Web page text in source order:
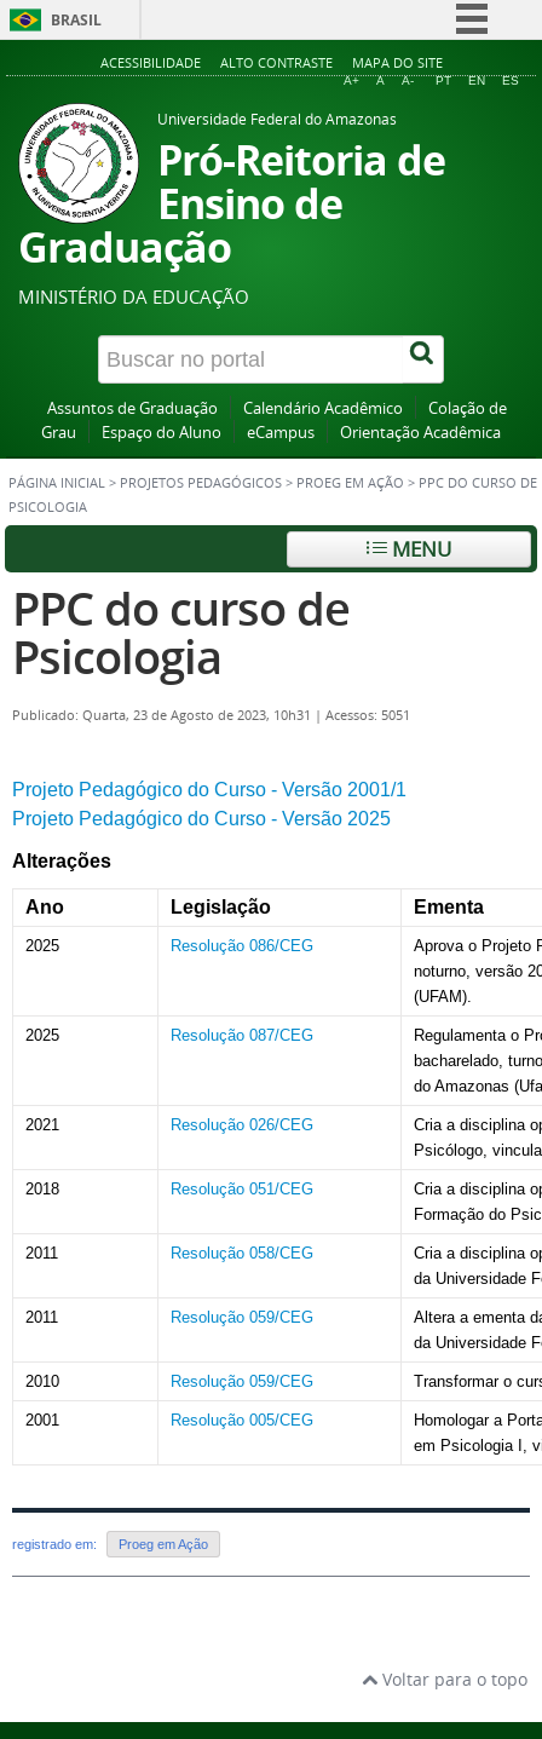
BRASIL
Simplifique!
Acesso à informação
ACESSIBILIDADE ALTO CONTRASTE MAPA DO SITE
A+ A A- PT EN ES
Universidade Federal do Amazonas
Pró-Reitoria de
Ensino de
Graduação
MINISTÉRIO DA EDUCAÇÃO
Assuntos de Graduação Calendário Acadêmico
Colação de
Grau
Espaço do Aluno eCampus Orientação Acadêmica
PÁGINA INICIAL > PROJETOS PEDAGÓGICOS > PROEG EM AÇÃO > PPC DO CURSO DE
PSICOLOGIA
MENU
PPC do curso de
Psicologia
Publicado: Quarta, 23 de Agosto de 2023, 10h31 | Acessos: 5051
Projeto Pedagógico do Curso - Versão 2001/1
Projeto Pedagógico do Curso - Versão 2025
Alterações
Ano Legislação Ementa
2025 Resolução 086/CEG
Aprova o Projeto
noturno, versão
(UFAM).
2025 Resolução 087/CEG
Regulamenta o
bacharelado,
do Amazonas
2021 Resolução 026/CEG
Cria a disciplina
Psicólogo,
2018 Resolução 051/CEG
Cria a disciplina
Formação do
2011 Resolução 058/CEG
Cria a disciplina
da Universidade
2011 Resolução 059/CEG
Altera a ementa
da Universidade
2010 Resolução 059/CEG Transformar o
2001 Resolução 005/CEG
Homologar a
em Psicologia I,
registrado em: Proeg em Ação
Voltar para o topo